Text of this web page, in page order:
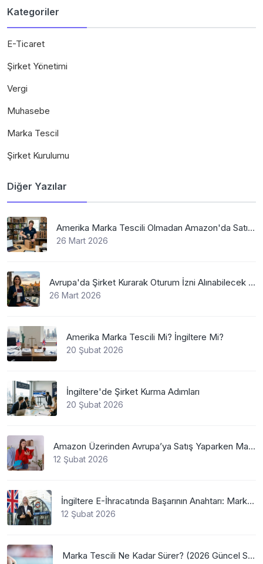
Kategoriler
E-Ticaret
Şirket Yönetimi
Vergi
Muhasebe
Marka Tescil
Şirket Kurulumu
Diğer Yazılar
Amerika Marka Tescili Olmadan Amazon'da Satış Mümkün Mü
26 Mart 2026
Avrupa'da Şirket Kurarak Oturum İzni Alınabilecek En Mantıklı Ülkeler Nelerdir?
26 Mart 2026
Amerika Marka Tescili Mi? İngiltere Mi?
20 Şubat 2026
İngiltere'de Şirket Kurma Adımları
20 Şubat 2026
Amazon Üzerinden Avrupa’ya Satış Yaparken Marka Tescilinin Önemi
12 Şubat 2026
İngiltere E-İhracatında Başarının Anahtarı: Marka Tescili
12 Şubat 2026
Marka Tescili Ne Kadar Sürer? (2026 Güncel Süreler)